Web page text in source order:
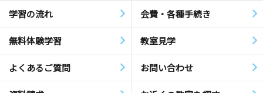
学習の流れ 会費・各種手続き
無料体験学習 教室見学
よくあるご質問 お問い合わせ